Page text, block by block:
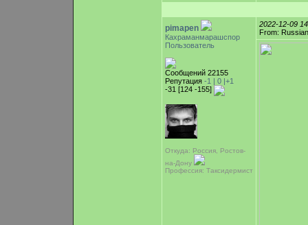
pimapen
Кахраманмарашспор
Пользователь
Сообщений 22155
Репутация -1 | 0 |+1
-31 [124 -155]
Откуда: Россия, Ростов-
на-Дону
Профессия: Таксидермист
2022-12-09
From: